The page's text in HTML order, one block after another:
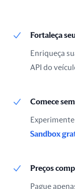
Fortaleça
Enriqueça
API do
Comece
Sandbox
Preços
Pague